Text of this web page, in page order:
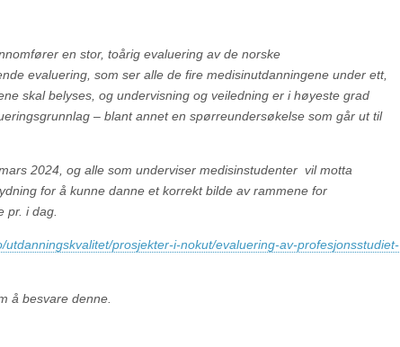
en stor, toårig evaluering av de norske
evaluering, som ser alle de fire medisinutdanningene under ett,
skal belyses, og undervisning og veiledning er i høyeste grad
– blant annet en spørreundersøkelse som går ut til
2024, og alle som underviser medisinstudenter vil motta
for å kunne danne et korrekt bilde av rammene for
pr. i dag.
utdanningskvalitet/prosjekter-i-nokut/evaluering-av-profesjonsstudiet-
å besvare denne.